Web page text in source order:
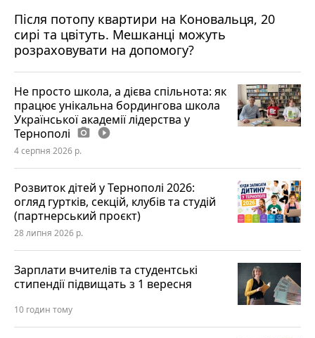
Після потопу квартири на Коновальця, 20
сирі та цвітуть. Мешканці можуть
розраховувати на допомогу?
Не просто школа, а дієва спільнота: як
працює унікальна бордингова школа
Української академії лідерства у
Тернополі photo_camera play_circle_filled
4 серпня 2026 р.
Розвиток дітей у Тернополі 2026:
огляд гуртків, секцій, клубів та студій
(партнерський проєкт)
28 липня 2026 р.
Зарплати вчителів та студентські
стипендії підвищать з 1 вересня
10 годин тому